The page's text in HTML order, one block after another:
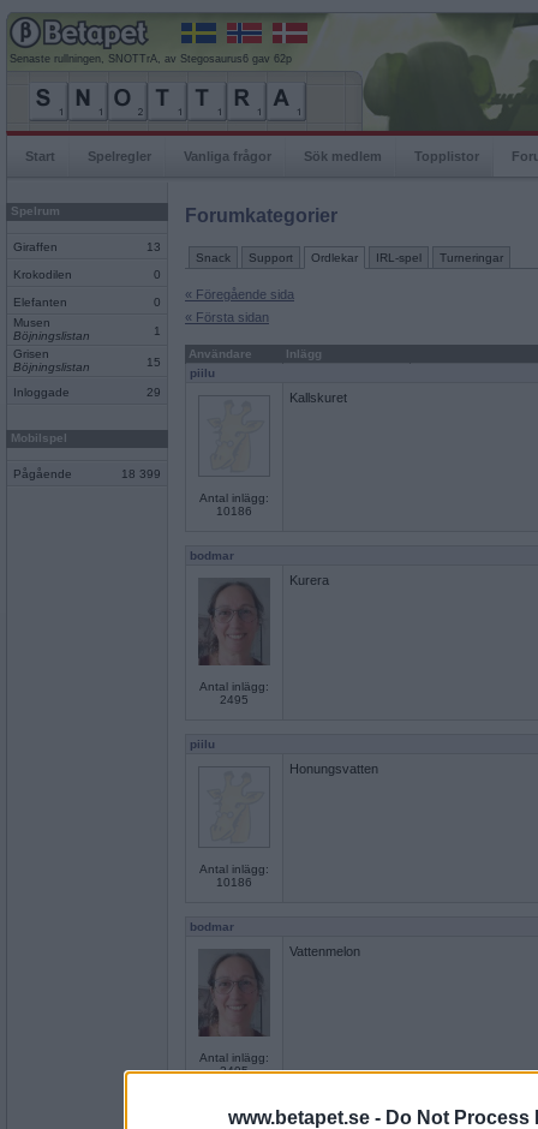
www.betapet.se - Do Not Process
Senaste rullningen, SNOTTrA, av Stegosaurus6 gav 62p
Start Spelregler Vanliga frågor Sök medlem Topplistor
Spelrum
Giraffen 13
Krokodilen 0
Elefanten
0
Musen
Böjningslistan
1
Grisen
Böjningslistan
15
Inloggade 29
Mobilspel
Pågående 18 399
Forumkategorier
Snack Support Ordlekar IRL-spel Turneringar
« Föregående sida
« Första sidan
Användare
Inlägg
piilu
Antal inlägg:
10186
Kallskuret
bodmar
Antal inlägg:
2495
Kurera
piilu
Antal inlägg:
10186
Honungsvatten
bodmar
Antal inlägg:
2495
Vattenmelon